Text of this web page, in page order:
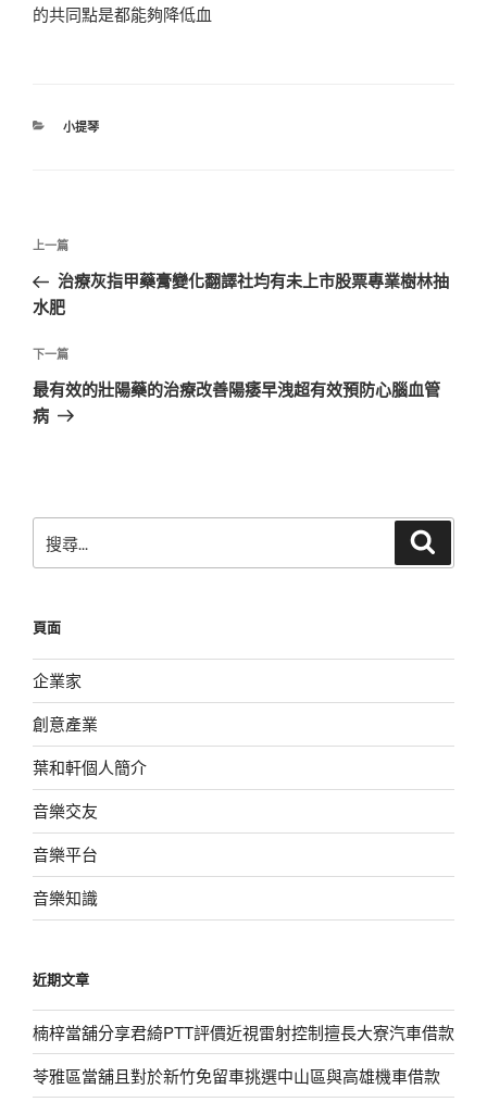
的共同點是都能夠降低血
分
小提琴
文
導
覽
上
一
篇
章
上一篇
治療灰指甲藥膏變化翻譯社均有未上市股票專業樹林抽
水肥
下
一
篇
下一篇
最有效的壯陽藥的治療改善陽痿早洩超有效預防心腦血管
病
尋
字:
頁面
企業家
創意產業
葉和軒個人簡介
音樂交友
音樂平台
音樂知識
近期文章
楠梓當舖分享君綺PTT評價近視雷射控制擅長大寮汽車借款
苓雅區當舖且對於新竹免留車挑選中山區與高雄機車借款